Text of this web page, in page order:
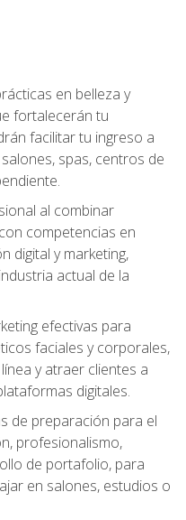
en belleza y
fortalecerán tu
facilitar tu ingreso a
spas, centros de
al combinar
competencias en
digital y marketing,
actual de la
efectivas para
faciales y corporales,
y atraer clientes a
digitales.
de preparación para el
profesionalismo,
de portafolio, para
en salones, estudios o